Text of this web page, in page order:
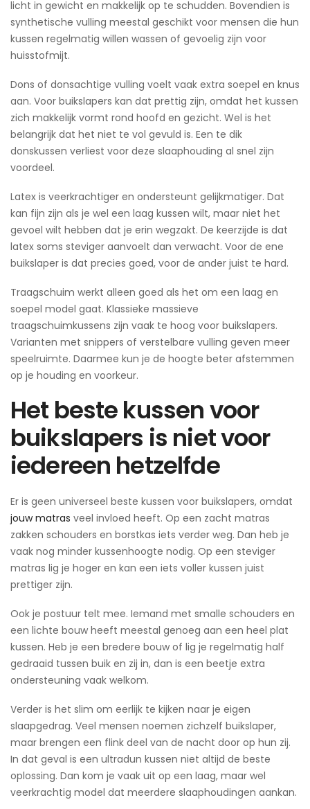
licht in gewicht en makkelijk op te schudden. Bovendien is
synthetische vulling meestal geschikt voor mensen die hun
kussen regelmatig willen wassen of gevoelig zijn voor
huisstofmijt.
Dons of donsachtige vulling voelt vaak extra soepel en knus
aan. Voor buikslapers kan dat prettig zijn, omdat het kussen
zich makkelijk vormt rond hoofd en gezicht. Wel is het
belangrijk dat het niet te vol gevuld is. Een te dik
donskussen verliest voor deze slaaphouding al snel zijn
voordeel.
Latex is veerkrachtiger en ondersteunt gelijkmatiger. Dat
kan fijn zijn als je wel een laag kussen wilt, maar niet het
gevoel wilt hebben dat je erin wegzakt. De keerzijde is dat
latex soms steviger aanvoelt dan verwacht. Voor de ene
buikslaper is dat precies goed, voor de ander juist te hard.
Traagschuim werkt alleen goed als het om een laag en
soepel model gaat. Klassieke massieve
traagschuimkussens zijn vaak te hoog voor buikslapers.
Varianten met snippers of verstelbare vulling geven meer
speelruimte. Daarmee kun je de hoogte beter afstemmen
op je houding en voorkeur.
Het beste kussen voor
buikslapers is niet voor
iedereen hetzelfde
Er is geen universeel beste kussen voor buikslapers, omdat
jouw matras veel invloed heeft. Op een zacht matras
zakken schouders en borstkas iets verder weg. Dan heb je
vaak nog minder kussenhoogte nodig. Op een steviger
matras lig je hoger en kan een iets voller kussen juist
prettiger zijn.
Ook je postuur telt mee. Iemand met smalle schouders en
een lichte bouw heeft meestal genoeg aan een heel plat
kussen. Heb je een bredere bouw of lig je regelmatig half
gedraaid tussen buik en zij in, dan is een beetje extra
ondersteuning vaak welkom.
Verder is het slim om eerlijk te kijken naar je eigen
slaapgedrag. Veel mensen noemen zichzelf buikslaper,
maar brengen een flink deel van de nacht door op hun zij.
In dat geval is een ultradun kussen niet altijd de beste
oplossing. Dan kom je vaak uit op een laag, maar wel
veerkrachtig model dat meerdere slaaphoudingen aankan.